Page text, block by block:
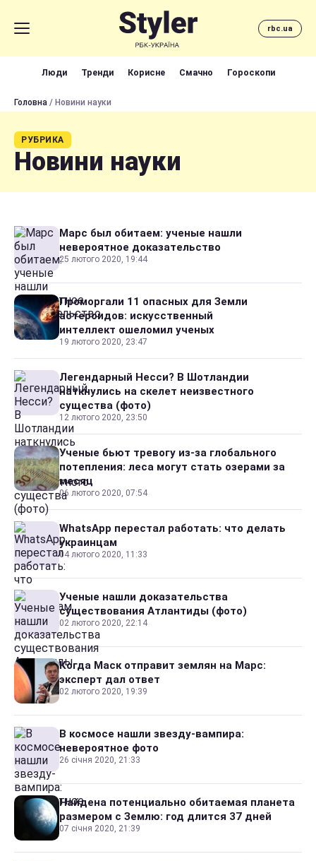
rbc.ua
Люди Тренди Корисне Смачно Гороскопи
Головна / Новини науки
РУБРИКА
Новини науки
Марс был обитаем: ученые нашли
невероятное доказательство
25 лютого 2020, 19:44
Проморгали 11 опасных для Земли
астероидов: искусственный
интеллект ошеломил ученых
19 лютого 2020, 23:47
Легендарный Несси? В Шотландии
наткнулись на скелет неизвестного
существа (фото)
12 лютого 2020, 23:50
Ученые бьют тревогу из-за глобального
потепления: леса могут стать озерами за
месяц
06 лютого 2020, 07:54
WhatsApp перестал работать: что делать
украинцам
04 лютого 2020, 11:33
Ученые нашли доказательства
существования Атлантиды (фото)
02 лютого 2020, 22:14
Когда Маск отправит землян на Марс:
эксперт дал ответ
02 лютого 2020, 19:39
В космосе нашли звезду-вампира:
невероятное фото
26 січня 2020, 21:33
Найдена потенциально обитаемая планета
размером с Землю: год длится 37 дней
07 січня 2020, 21:39